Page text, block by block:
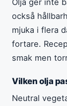
också
mjuka i flera
fortare.
smak men
Vilken olja
Neutral